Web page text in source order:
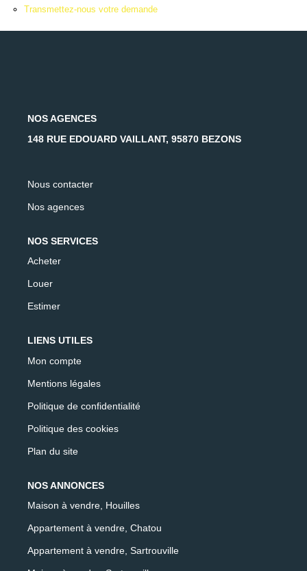
AFR IMMOBILIER Chatou - Transaction
AFR IMMOBILIER Houilles
Transmettez-nous votre demande
NOS AGENCES
148 RUE EDOUARD VAILLANT, 95870 BEZONS
Nous contacter
Nos agences
NOS SERVICES
Acheter
Louer
Estimer
LIENS UTILES
Mon compte
Mentions légales
Politique de confidentialité
Politique des cookies
Plan du site
NOS ANNONCES
Maison à vendre, Houilles
Appartement à vendre, Chatou
Appartement à vendre, Sartrouville